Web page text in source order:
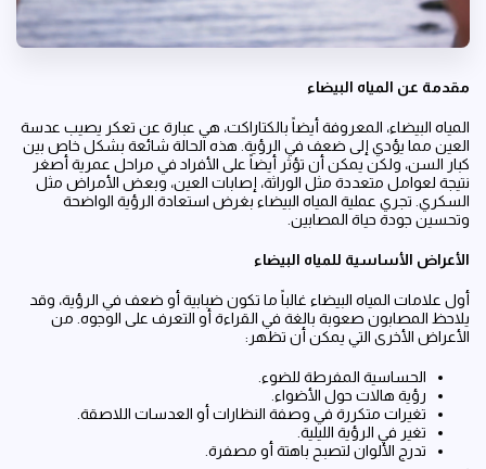
مقدمة عن المياه البيضاء
المياه البيضاء، المعروفة أيضاً بالكتاراكت، هي عبارة عن تعكر يصيب عدسة
العين مما يؤدي إلى ضعف في الرؤية. هذه الحالة شائعة بشكل خاص بين
كبار السن، ولكن يمكن أن تؤثر أيضاً على الأفراد في مراحل عمرية أصغر
نتيجة لعوامل متعددة مثل الوراثة، إصابات العين، وبعض الأمراض مثل
السكري. تجري عملية المياه البيضاء بغرض استعادة الرؤية الواضحة
وتحسين جودة حياة المصابين.
الأعراض الأساسية للمياه البيضاء
أول علامات المياه البيضاء غالباً ما تكون ضبابية أو ضعف في الرؤية، وقد
يلاحظ المصابون صعوبة بالغة في القراءة أو التعرف على الوجوه. من
الأعراض الأخرى التي يمكن أن تظهر:
الحساسية المفرطة للضوء.
رؤية هالات حول الأضواء.
تغيرات متكررة في وصفة النظارات أو العدسات اللاصقة.
تغير في الرؤية الليلية.
تدرج الألوان لتصبح باهتة أو مصفرة.